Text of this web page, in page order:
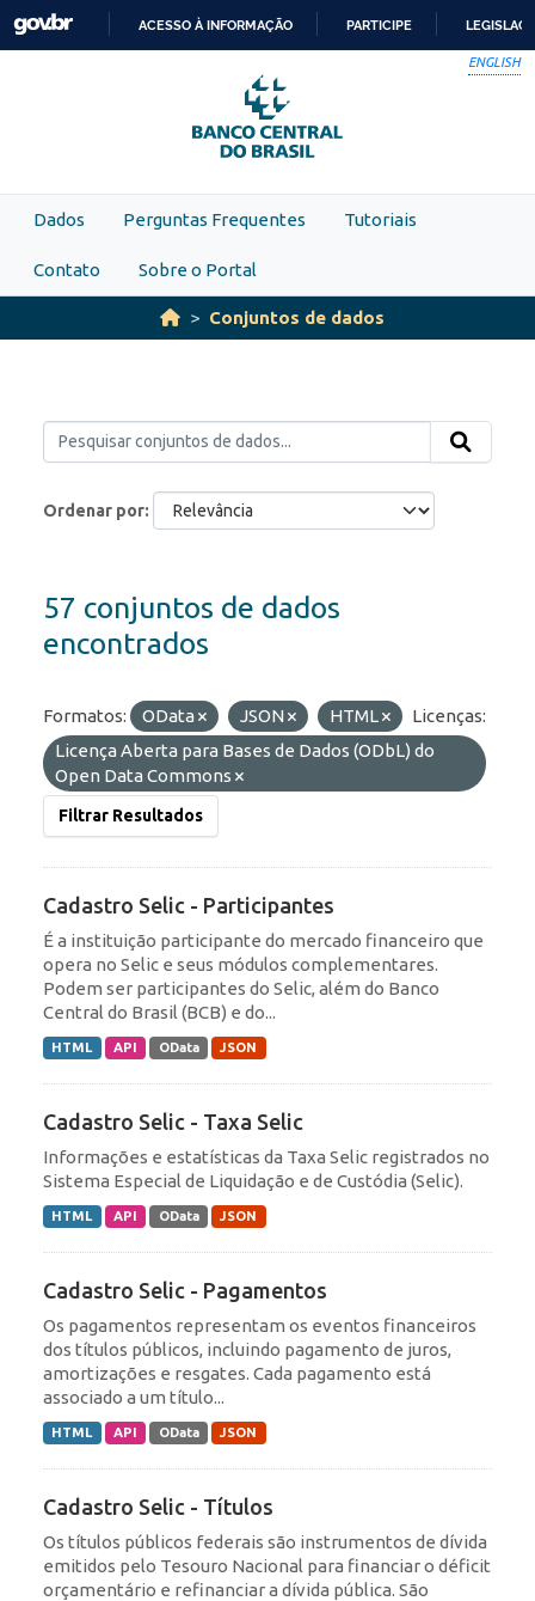
Skip to main content
PARA
O
CONTEÚDO
ACESSO À INFORMAÇÃO PARTICIPE
ENGLISH
Dados Perguntas Frequentes Tutoriais
Contato Sobre o Portal
Conjuntos de dados
Ordenar por
57 conjuntos de dados
encontrados
Formatos: OData JSON HTML
Licenças:
Licença Aberta para Bases de Dados (ODbL) do
Open Data Commons
Filtrar Resultados
Cadastro Selic - Participantes
É a instituição participante do mercado financeiro que
opera no Selic e seus módulos complementares.
Podem ser participantes do Selic, além do Banco
Central do Brasil (BCB) e do...
HTML API OData JSON
Cadastro Selic - Taxa Selic
Informações e estatísticas da Taxa Selic registrados no
Sistema Especial de Liquidação e de Custódia (Selic).
HTML API OData JSON
Cadastro Selic - Pagamentos
Os pagamentos representam os eventos financeiros
dos títulos públicos, incluindo pagamento de juros,
amortizações e resgates. Cada pagamento está
associado a um título...
HTML API OData JSON
Cadastro Selic - Títulos
Os títulos públicos federais são instrumentos de dívida
emitidos pelo Tesouro Nacional para financiar o déficit
orçamentário e refinanciar a dívida pública. São